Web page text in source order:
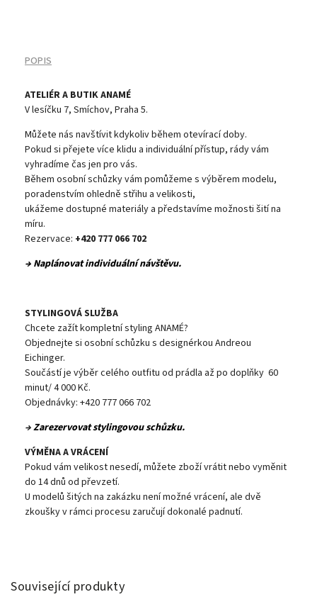
POPIS
ATELIÉR A BUTIK ANAMÉ
V lesíčku 7, Smíchov, Praha 5.
Můžete nás navštívit kdykoliv během otevírací doby.
Pokud si přejete více klidu a individuální přístup, rády vám
vyhradíme čas jen pro vás.
Během osobní schůzky vám pomůžeme s výběrem modelu,
poradenstvím ohledně střihu a velikosti,
ukážeme dostupné materiály a představíme možnosti šití na
míru.
Rezervace: +420 777 066 702
→ Naplánovat individuální návštěvu.
STYLINGOVÁ SLUŽBA
Chcete zažít kompletní styling ANAMÉ?
Objednejte si osobní schůzku s designérkou Andreou
Eichinger.
Součástí je výběr celého outfitu od prádla až po doplňky 60
minut/ 4 000 Kč.
Objednávky: +420 777 066 702
→Zarezervovat stylingovou schůzku.
VÝMĚNA A VRÁCENÍ
Pokud vám velikost nesedí, můžete zboží vrátit nebo vyměnit
do 14 dnů od převzetí.
U modelů šitých na zakázku není možné vrácení, ale dvě
zkoušky v rámci procesu zaručují dokonalé padnutí.
Související produkty